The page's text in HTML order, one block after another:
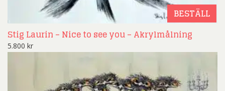
BESTÄLL
Stig Laurin – Nice to see you – Akrylmålning
5.800 kr